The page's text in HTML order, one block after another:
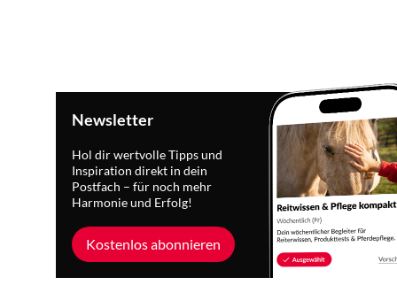
Newsletter
Hol dir wertvolle Tipps und
Inspiration direkt in dein
Postfach – für noch mehr
Harmonie und Erfolg!
Kostenlos abonnieren